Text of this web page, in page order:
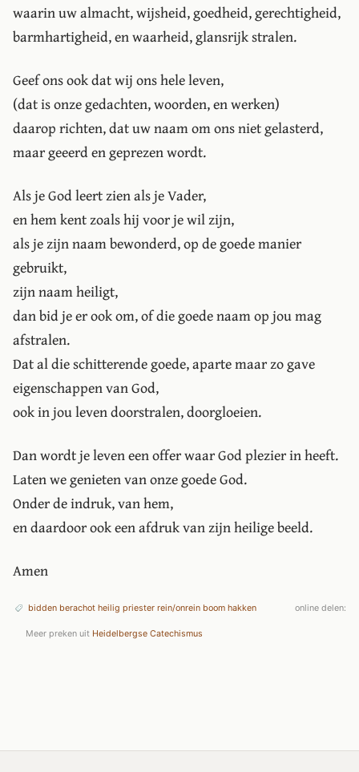
waarin uw almacht, wijsheid, goedheid, gerechtigheid,
barmhartigheid, en waarheid, glansrijk stralen.
Geef ons ook dat wij ons hele leven,
(dat is onze gedachten, woorden, en werken)
daarop richten, dat uw naam om ons niet gelasterd,
maar geeerd en geprezen wordt.
Als je God leert zien als je Vader,
en hem kent zoals hij voor je wil zijn,
als je zijn naam bewonderd, op de goede manier
gebruikt,
zijn naam heiligt,
dan bid je er ook om, of die goede naam op jou mag
afstralen.
Dat al die schitterende goede, aparte maar zo gave
eigenschappen van God,
ook in jou leven doorstralen, doorgloeien.
Dan wordt je leven een offer waar God plezier in heeft.
Laten we genieten van onze goede God.
Onder de indruk, van hem,
en daardoor ook een afdruk van zijn heilige beeld.
Amen
online delen:
bidden berachot heilig priester rein/onrein boom hakken
Meer preken uit Heidelbergse Catechismus